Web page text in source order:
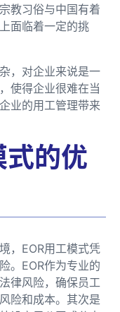
教习俗与中国有着
面临着一定的挑
，对企业来说是一
使得企业很难在当
业的用工管理带来
式的优
，EOR用工模式凭
。EOR作为专业的
律风险，确保员工
险和成本。其次是